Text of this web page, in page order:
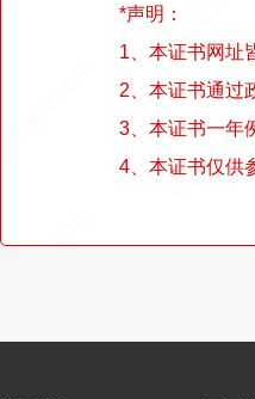
*声明：
1、本证书网址
2、本证书通过
3、本证书一年
4、本证书仅供